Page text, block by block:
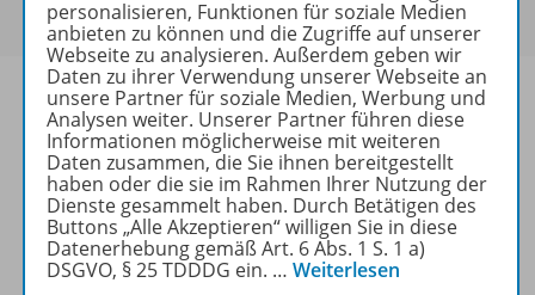
sich bitte an.
Informationen
Weitere Inhalte der Ausgabe
personalisieren, Funktionen für soziale Medien
anbieten zu können und die Zugriffe auf unserer
Webseite zu analysieren. Außerdem geben wir
Daten zu ihrer Verwendung unserer Webseite an
unsere Partner für soziale Medien, Werbung und
Analysen weiter. Unserer Partner führen diese
Informationen möglicherweise mit weiteren
Daten zusammen, die Sie ihnen bereitgestellt
haben oder die sie im Rahmen Ihrer Nutzung der
Dienste gesammelt haben. Durch Betätigen des
Buttons „Alle Akzeptieren“ willigen Sie in diese
Datenerhebung gemäß Art. 6 Abs. 1 S. 1 a)
DSGVO, § 25 TDDDG ein. … Weiterlesen